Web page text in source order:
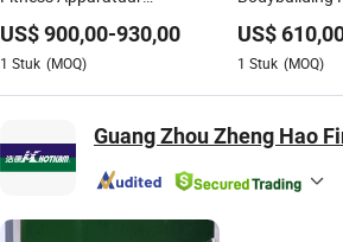
Stairmaster Klimmachine
Cross Trainer
US$900,00-930,00
1 Stuk (MOQ)
Machine
Apparatuur
US$
1 Stuk (MOQ)
Guang Zhou Zheng Hao